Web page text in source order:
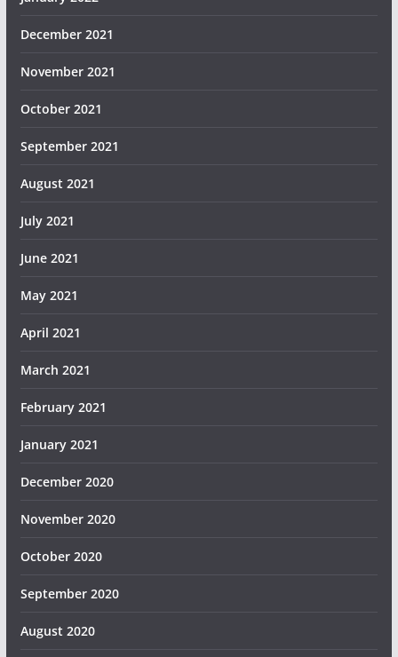
December 2021
November 2021
October 2021
September 2021
August 2021
July 2021
June 2021
May 2021
April 2021
March 2021
February 2021
January 2021
December 2020
November 2020
October 2020
September 2020
August 2020